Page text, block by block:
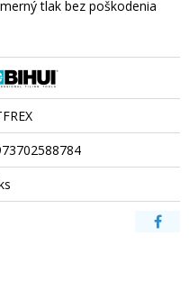
tlak bez poškodenia